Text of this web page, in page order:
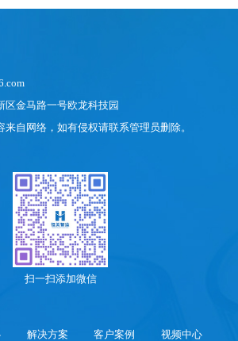
区金马路一号欧龙科技园
自网络，如有侵权请联系管理员删除。
扫一扫添加微信
解决方案 客户案例 视频中心